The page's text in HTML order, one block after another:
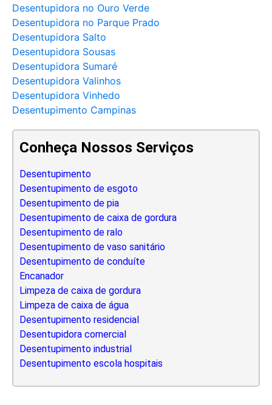
Desentupidora no Ouro Verde
Desentupidora no Parque Prado
Desentupidora Salto
Desentupidora Sousas
Desentupidora Sumaré
Desentupidora Valinhos
Desentupidora Vinhedo
Desentupimento Campinas
Conheça Nossos Serviços
Desentupimento
Desentupimento de esgoto
Desentupimento de pia
Desentupimento de caixa de gordura
Desentupimento de ralo
Desentupimento de vaso sanitário
Desentupimento de conduíte
Encanador
Limpeza de caixa de gordura
Limpeza de caixa de água
Desentupimento residencial
Desentupidora comercial
Desentupimento industrial
Desentupimento escola hospitais